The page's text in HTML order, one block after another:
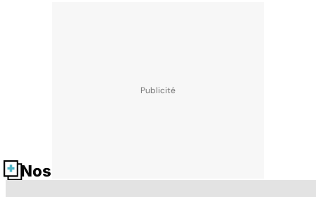
Nos fiches santé